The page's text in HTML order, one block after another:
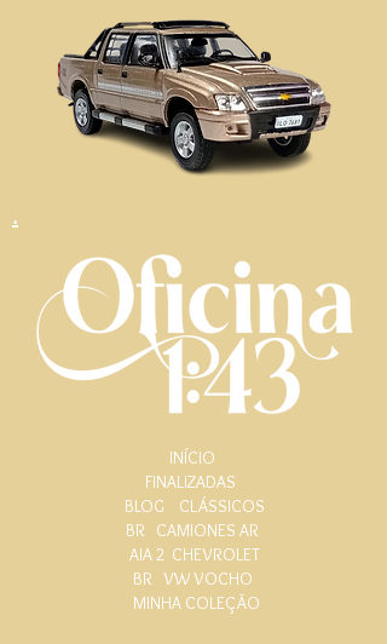
.
INÍCIO
FINALIZADAS
BLOG
CLÁSSICOS
BR CAMIONES AR
AIA 2 CHEVROLET
BR VW VOCHO
MINHA COLEÇÃO